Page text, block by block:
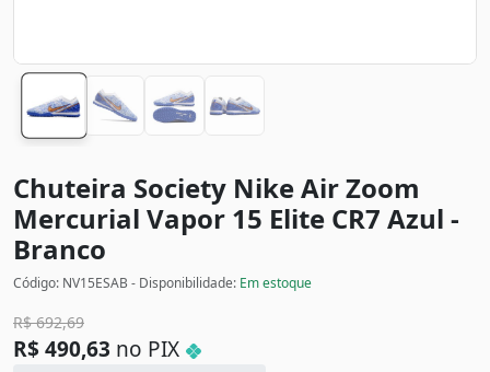
Chuteira Society Nike Air Zoom
Mercurial Vapor 15 Elite CR7 Azul -
Branco
Código: NV15ESAB - Disponibilidade: Em estoque
R$692,69
R$ 490,63 no PIX